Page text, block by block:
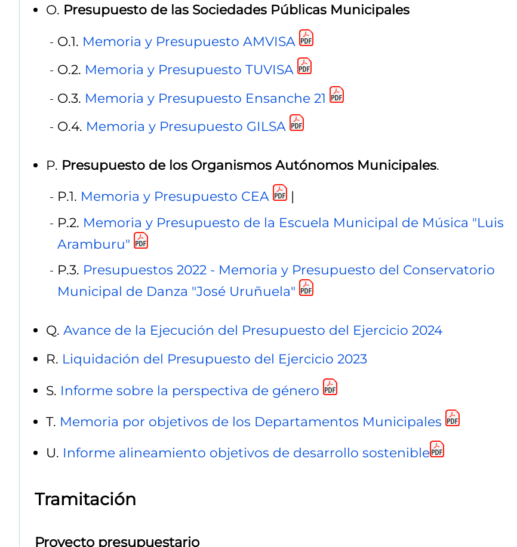
O. Presupuesto de las Sociedades Públicas Municipales
O.1. Memoria y Presupuesto AMVISA
O.2. Memoria y Presupuesto TUVISA
O.3. Memoria y Presupuesto Ensanche 21
O.4. Memoria y Presupuesto GILSA
P. Presupuesto de los Organismos Autónomos Municipales.
P.1. Memoria y Presupuesto CEA
|
P.2. Memoria y Presupuesto de la Escuela Municipal de Música "Luis
Aramburu"
P.3. Presupuestos 2022 - Memoria y Presupuesto del Conservatorio
Municipal de Danza "José Uruñuela"
Q. Avance de la Ejecución del Presupuesto del Ejercicio 2024
R. Liquidación del Presupuesto del Ejercicio 2023
S. Informe sobre la perspectiva de género
T. Memoria por objetivos de los Departamentos Municipales
U. Informe alineamiento objetivos de desarrollo sostenible
Tramitación
Proyecto presupuestario